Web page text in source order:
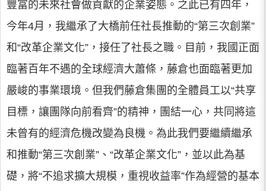
豐富的未來社會做貢獻的企業姿態。之此已有四年，
今年4月，我繼承了大橋前任社長推動的“第三次創業”
和“改革企業文化”，接任了社長之職。目前，我國正面
臨著百年不遇的全球經濟大蕭條，藤倉也面臨著更加
嚴峻的事業環境。但我們藤倉集團的全體員工以“共享
目標，讓團隊向前看齊”的精神，團結一心，共同將這
未曾有的經濟危機改變為良機。為此我們要繼續繼承
和推動“第三次創業”、“改革企業文化”，並以此為基
礎，將“不追求擴大規模，重視收益率”作為經營的基本